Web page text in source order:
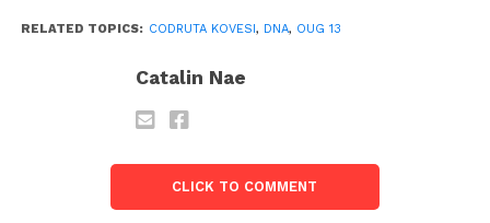
RELATED TOPICS: CODRUTA KOVESI , DNA, OUG 13
Catalin Nae
CLICK TO COMMENT